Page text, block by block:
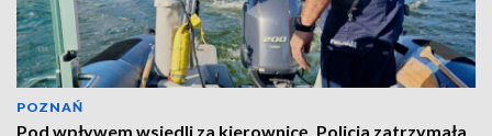
POZNAŃ
Pod wpływem wsiedli za kierownicę. Policja zatrzymała